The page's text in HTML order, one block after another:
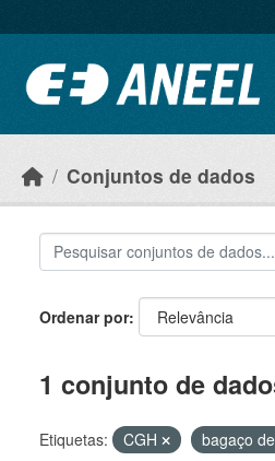
Conjuntos de dados
Ordenar por
1 conjunto de
Etiquetas: CGH
bagaço